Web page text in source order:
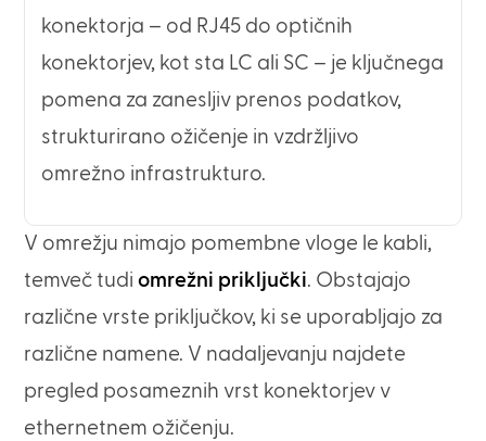
konektorja – od RJ45 do optičnih
konektorjev, kot sta LC ali SC – je ključnega
pomena za zanesljiv prenos podatkov,
strukturirano ožičenje in vzdržljivo
omrežno infrastrukturo.
V omrežju nimajo pomembne vloge le kabli,
temveč tudiomrežni priključki. Obstajajo
različne vrste priključkov, ki se uporabljajo za
različne namene. V nadaljevanju najdete
pregled posameznih vrst konektorjev v
ethernetnem ožičenju.